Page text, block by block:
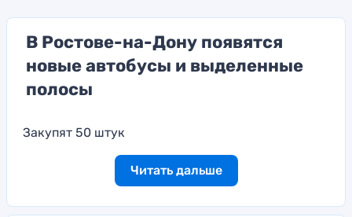
В Ростове-на-Дону появятся
новые автобусы и выделенные
полосы
Закупят 50 штук
Читать дальше